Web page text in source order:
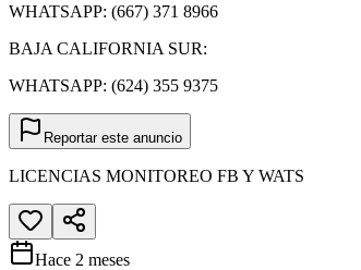
WHATSAPP: (667) 371 8966
BAJA CALIFORNIA SUR:
WHATSAPP: (624) 355 9375
Reportar este anuncio
LICENCIAS MONITOREO FB Y WATS
Hace 2 meses